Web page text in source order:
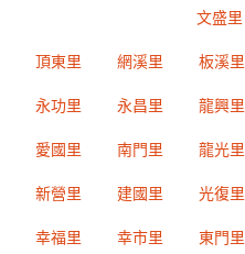
文盛里
頂東里 網溪里 板溪里
永功里 永昌里 龍興里
愛國里 南門里 龍光里
新營里 建國里 光復里
幸福里 幸市里 東門里